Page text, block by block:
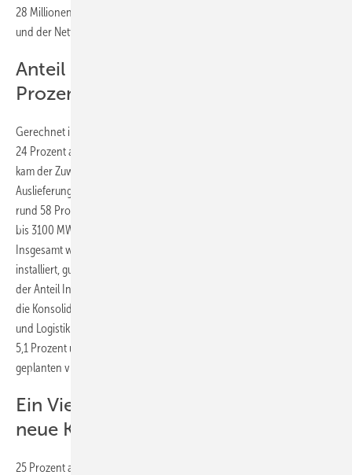
28 Millionen Euro stieg das operative Ergebnis (EBIT) um 18 Prozent
und der Nettogewinn sogar um 67 Prozent auf 13 Millionen Euro.
Anteil Indiens am Umsatz betrug 26
Prozent
Gerechnet in Megawatt (MW) nahmen die Windturbinenverkäufe um
24 Prozent auf 579 MW zu. Zum ersten Mal in Gamesas Geschichte
kam der Zuwachs komplett von außerhalb Spaniens. Die
Auslieferungen beliefen sich auf 1706 MW und deckten damit bereits
rund 58 Prozent der für das gesamte Jahr geplanten Verkäufe (2800
bis 3100 MW) ab. Mitte Mai betrug die Quote schon 70 Prozent.
Insgesamt wurden in den ersten drei Monaten dieses Jahres 546 MW
installiert, gut zweieinhalb mal soviel wie im Vorjahreszeitraum. Allein
der Anteil Indiens daran lag bei 26 Prozent. Die Verkaufszunahme und
die Konsolidierung durch Kostensenkungen bei Material, Konstruktion
und Logistik verhalf der Windturbinensparte zu einer EBIT-Marge von
5,1 Prozent und damit etwas mehr als die für das Gesamtjahr
geplanten vier bis fünf Prozent.
Ein Viertel aller Aufträge erteilten
neue Kunden
25 Prozent aller bis Mai erteilten Aufträge kamen von Neukunden.